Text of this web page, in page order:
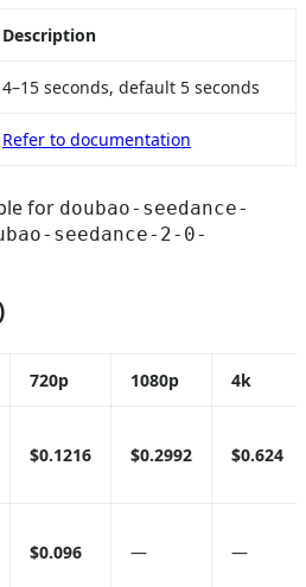
Description
4–15 seconds, default 5 seconds
Refer to documentation
for doubao-seedance-
seedance-2-0-
720p 1080p 4k
$0.1216 $0.2992 $0.624
$0.096 — —